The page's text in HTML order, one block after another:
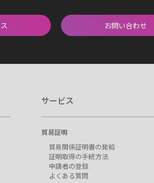
お問い合わせ
サービス
貿易証明
貿易関係証明書の発給
証明取得の手続方法
申請者の登録
よくある質問